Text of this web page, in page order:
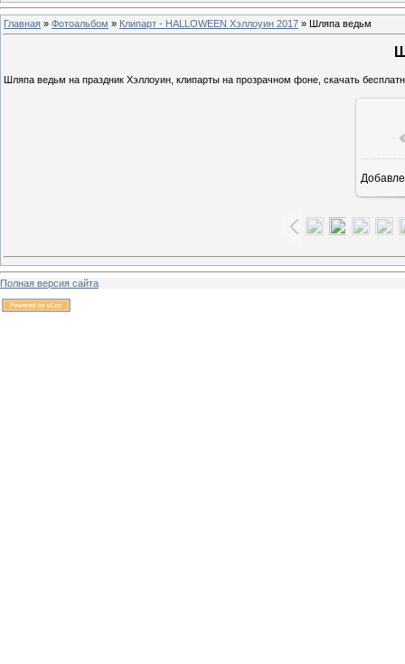
Главная » Фотоальбом » Клипарт - HALLOWEEN Хэллоуин 2017 » Шляпа ведьм
Шляпа ведьм на праздник Хэллоуин, клипарты на прозрачном фоне, скачать
Полная версия сайта